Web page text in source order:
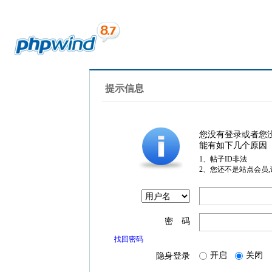
提示信息
您没有登录或者您
能有如下几个原因
1、帖子ID非法
2、您还不是站点会员
密 码
找回密码
隐身登录 开启 关闭